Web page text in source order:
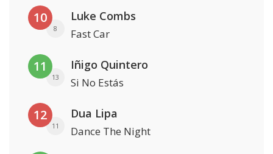
10
8
Luke Combs
Fast Car
11
13
Iñigo Quintero
Si No Estás
12
11
Dua Lipa
Dance The Night